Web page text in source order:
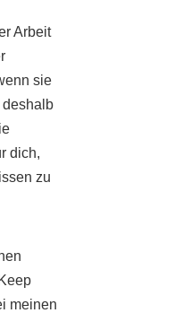
Arbeit
sie
deshalb
dich,
zu
meinen